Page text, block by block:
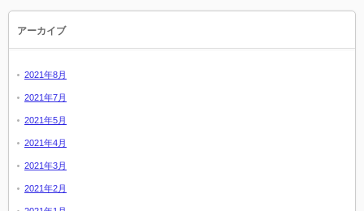
アーカイブ
2021年8月
2021年7月
2021年5月
2021年4月
2021年3月
2021年2月